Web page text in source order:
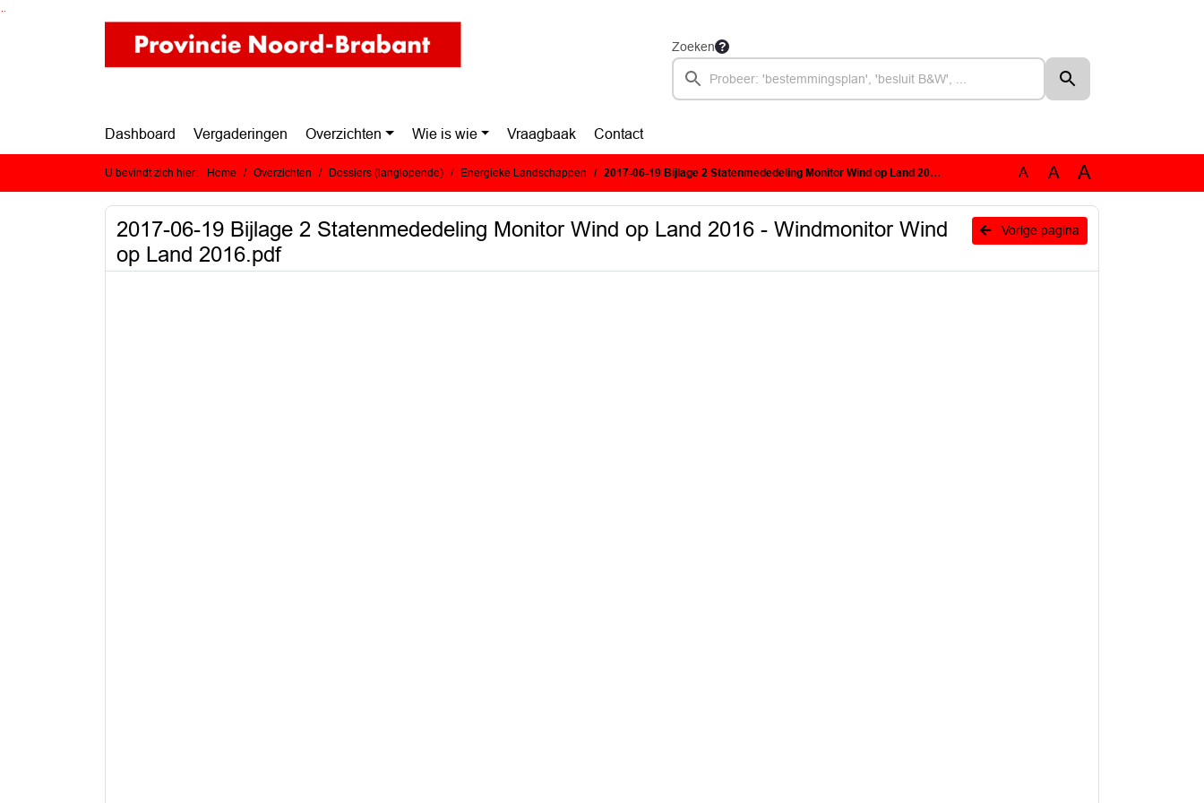
Ga naar de inhoud van deze pagina
Ga naar het zoeken
Ga naar het menu
Zoeken
Dashboard Vergaderingen Overzichten Wie is wie Vraagbaak Contact
U bevindt zich hier: Home Overzichten Dossiers (langlopende) Energieke Landschappen 2017-06-19 Bijlage 2 Statenmededeling Monitor Wind op Land 2016 - Windmonitor Wind op Land 2016.pdf A A A
Vorige pagina
2017-06-19 Bijlage 2 Statenmededeling Monitor Wind op Land 2016 - Windmonitor Wind
op Land 2016.pdf